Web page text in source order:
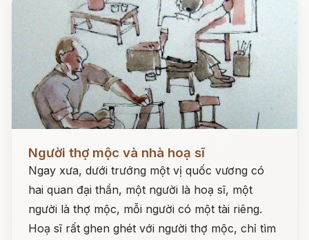
Người thợ mộc và nhà hoạ sĩ
Ngay xưa, dưới trướng một vị quốc vương có
hai quan đại thần, một người là hoạ sĩ, một
người là thợ mộc, mỗi người có một tài riêng.
Hoạ sĩ rất ghen ghét với người thợ mộc, chỉ tìm